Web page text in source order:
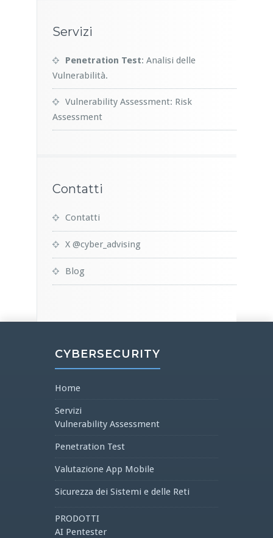
Servizi
Penetration Test: Analisi delle
Vulnerabilità.
Vulnerability Assessment: Risk
Assessment
Contatti
Contatti
X @cyber_advising
Blog
CYBERSECURITY
Home
Servizi
Vulnerability Assessment
Penetration Test
Valutazione App Mobile
Sicurezza dei Sistemi e delle Reti
PRODOTTI
AI Pentester